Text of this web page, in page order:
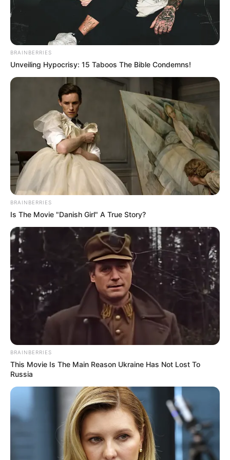
Terima Kasih Emak Terima
Kasih Abah
BRAINBERRIES
Unveiling Hypocrisy: 15 Taboos The Bible Condemns!
BRAINBERRIES
Is The Movie "Danish Girl" A True Story?
BRAINBERRIES
This Movie Is The Main Reason Ukraine Has Not Lost To
Russia